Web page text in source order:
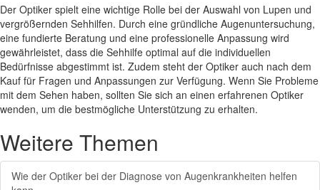
Der Optiker spielt eine wichtige Rolle bei der Auswahl von Lupen und
vergrößernden Sehhilfen. Durch eine gründliche Augenuntersuchung,
eine fundierte Beratung und eine professionelle Anpassung wird
gewährleistet, dass die Sehhilfe optimal auf die individuellen
Bedürfnisse abgestimmt ist. Zudem steht der Optiker auch nach dem
Kauf für Fragen und Anpassungen zur Verfügung. Wenn Sie Probleme
mit dem Sehen haben, sollten Sie sich an einen erfahrenen Optiker
wenden, um die bestmögliche Unterstützung zu erhalten.
Weitere Themen
Wie der Optiker bei der Diagnose von Augenkrankheiten helfen